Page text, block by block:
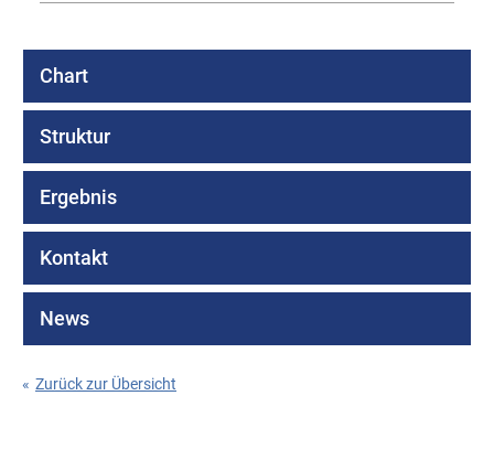
Chart
Struktur
Ergebnis
Kontakt
News
« Zurück zur Übersicht